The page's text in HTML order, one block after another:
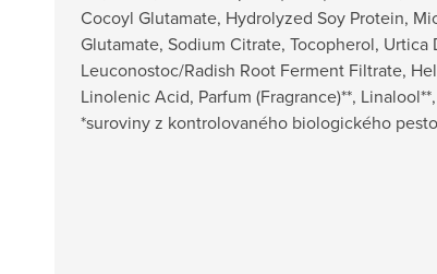
Cocoyl Glutamate, Hydrolyzed Soy Protein,
Glutamate, Sodium Citrate, Tocopherol,
Leuconostoc/Radish Root Ferment Filtrate,
Linolenic Acid, Parfum (Fragrance)**,
*suroviny z kontrolovaného biologického